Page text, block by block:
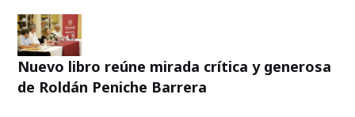
Nuevo libro reúne mirada crítica y generosa
de Roldán Peniche Barrera